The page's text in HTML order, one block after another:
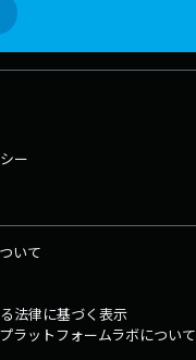
ー
いて
法律に基づく表示
ラットフォームラボについて